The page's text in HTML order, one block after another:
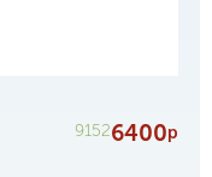
91526400р